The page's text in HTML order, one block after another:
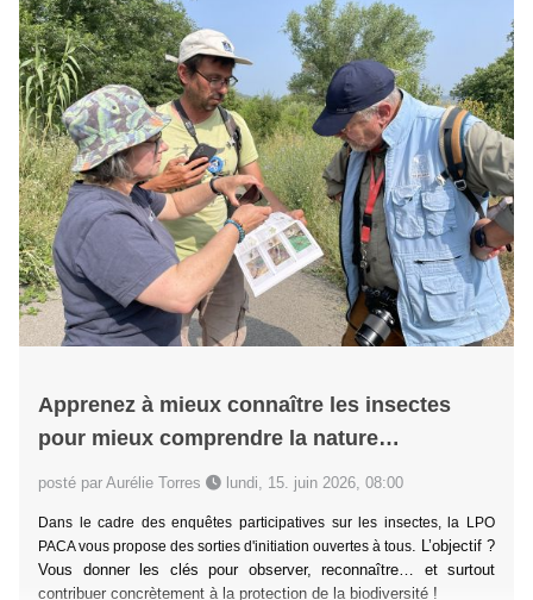
Apprenez à mieux connaître les insectes
pour mieux comprendre la nature…
posté par Aurélie Torres lundi, 15. juin 2026, 08:00
Dans le cadre des enquêtes participatives sur les insectes, la LPO
PACA vous propose des sorties d'initiation ouvertes à tous . L’objectif ?
Vous donner les clés pour observer, reconnaître… et surtout
contribuer concrètement à la protection de la biodiversité !